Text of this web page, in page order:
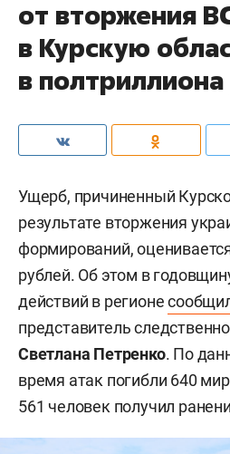
от вторжения
в Курскую
в
Ущерб, причиненный
результате вторжения
формирований,
рублей. Об этом в
действий в регионе
представитель
Светлана Петренко. По
время атак погибли 640
561 человек получил